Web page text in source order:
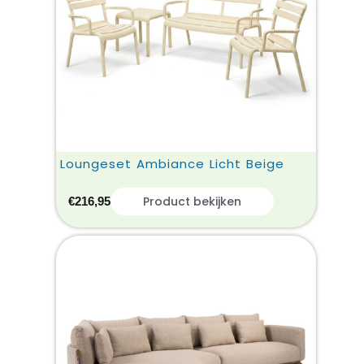
Loungeset Ambiance Licht Beige
€216,95 Product bekijken